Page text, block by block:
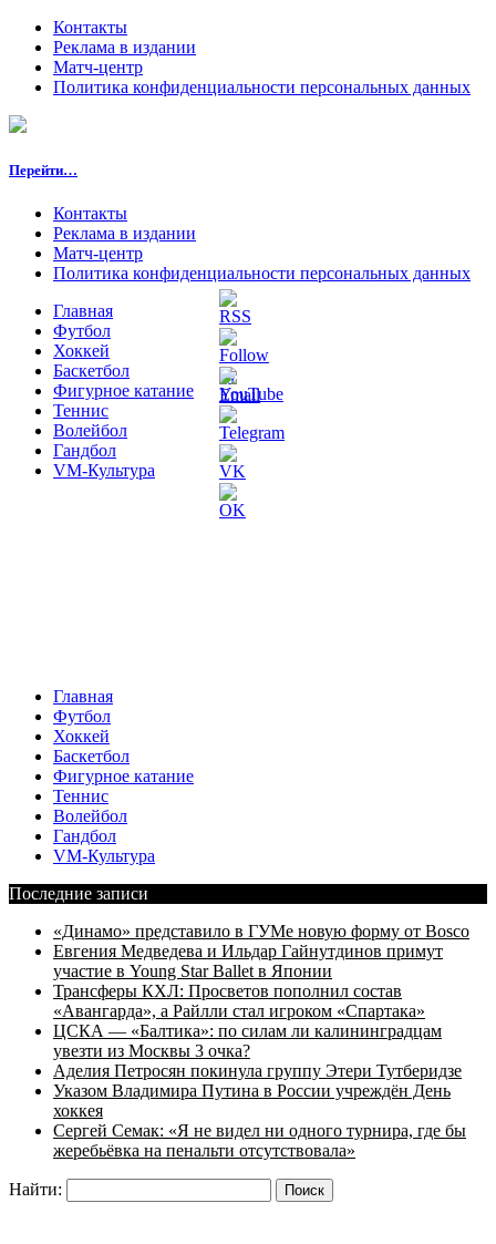
Контакты
Реклама в издании
Матч-центр
Политика конфиденциальности персональных данных
Перейти…
Контакты
Реклама в издании
Матч-центр
Политика конфиденциальности персональных данных
Главная
Футбол
Хоккей
Баскетбол
Фигурное катание
Теннис
Волейбол
Гандбол
VM-Культура
Главная
Футбол
Хоккей
Баскетбол
Фигурное катание
Теннис
Волейбол
Гандбол
VM-Культура
Последние записи
«Динамо» представило в ГУМе новую форму от Bosco
Евгения Медведева и Ильдар Гайнутдинов примут
участие в Young Star Ballet в Японии
Трансферы КХЛ: Просветов пополнил состав
«Авангарда», а Райлли стал игроком «Спартака»
ЦСКА — «Балтика»: по силам ли калининградцам
увезти из Москвы 3 очка?
Аделия Петросян покинула группу Этери Тутберидзе
Указом Владимира Путина в России учреждён День
хоккея
Сергей Семак: «Я не видел ни одного турнира, где бы
жеребьёвка на пенальти отсутствовала»
Найти: